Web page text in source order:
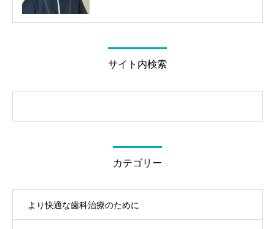
サイト内検索
カテゴリー
より快適な歯科治療のために